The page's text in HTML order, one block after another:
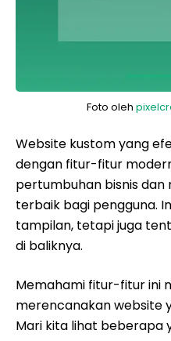
Foto oleh
Website kustom yang
dengan fitur-fitur
pertumbuhan bisnis
terbaik bagi pengguna.
tampilan, tetapi juga
di baliknya.
Memahami fitur-fitur ini
merencanakan website
Mari kita lihat beberapa